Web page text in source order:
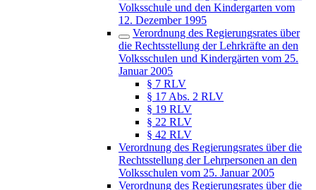
Volksschule und den Kindergarten vom
12. Dezember 1995
Verordnung des Regierungsrates über
die Rechtsstellung der Lehrkräfte an den
Volksschulen und Kindergärten vom 25.
Januar 2005
§ 7 RLV
§ 17 Abs. 2 RLV
§ 19 RLV
§ 22 RLV
§ 42 RLV
Verordnung des Regierungsrates über die
Rechtsstellung der Lehrpersonen an den
Volksschulen vom 25. Januar 2005
Verordnung des Regierungsrates über die